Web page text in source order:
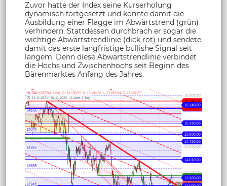
Zuvor hatte der Index seine Kurserholung
dynamisch fortgesetzt und konnte damit die
Ausbildung einer Flagge im Abwärtstrend (grün)
verhindern. Stattdessen durchbrach er sogar die
wichtige Abwärtstrendlinie (dick rot) und sendete
damit das erste langfristige bullishe Signal seit
langem. Denn diese Abwärtstrendlinie verbindet
die Hochs und Zwischenhochs seit Beginn des
Bärenmarktes Anfang des Jahres.